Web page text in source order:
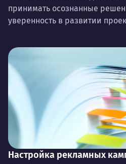
принимать осознанные
уверенность в развитии
Настройка рекламных